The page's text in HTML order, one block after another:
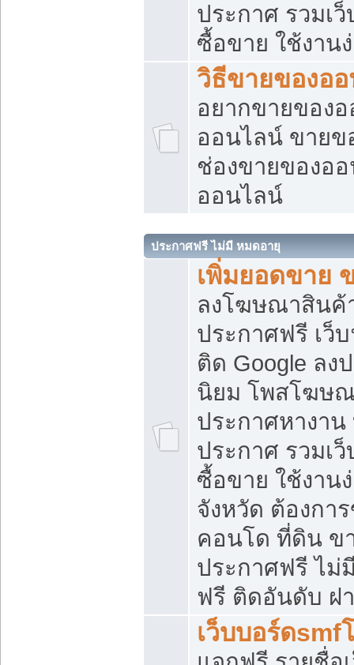
ประกาศ รวมเ
ซื้อขาย ใช้งาน
วิธีขายของอ
อยากขายของ
ออนไลน์ ขายข
ช่องขายของอ
ออนไลน์
ประกาศฟรี ไม่มี หมดอายุ
เพิ่มยอดขาย
ลงโฆษณาสิน
ประกาศฟรี เว็
ติด Google ลง
นิยม โพสโฆษ
ประกาศหางาน
ประกาศ รวมเ
ซื้อขาย ใช้งาน
จังหวัด ต้องกา
คอนโด ที่ดิน ข
ประกาศฟรี ไม่
ฟรี ติดอันดับ ฝ
เว็บบอร์ดsmf